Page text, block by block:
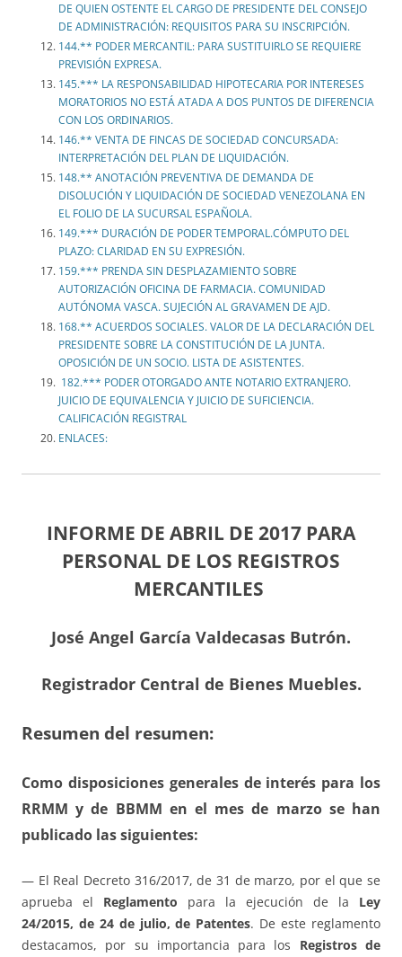
DE QUIEN OSTENTE EL CARGO DE PRESIDENTE DEL CONSEJO
DE ADMINISTRACIÓN: REQUISITOS PARA SU INSCRIPCIÓN.
144.** PODER MERCANTIL: PARA SUSTITUIRLO SE REQUIERE
PREVISIÓN EXPRESA.
145.*** LA RESPONSABILIDAD HIPOTECARIA POR INTERESES
MORATORIOS NO ESTÁ ATADA A DOS PUNTOS DE DIFERENCIA
CON LOS ORDINARIOS.
146.** VENTA DE FINCAS DE SOCIEDAD CONCURSADA:
INTERPRETACIÓN DEL PLAN DE LIQUIDACIÓN.
148.** ANOTACIÓN PREVENTIVA DE DEMANDA DE
DISOLUCIÓN Y LIQUIDACIÓN DE SOCIEDAD VENEZOLANA EN
EL FOLIO DE LA SUCURSAL ESPAÑOLA.
149.*** DURACIÓN DE PODER TEMPORAL.CÓMPUTO DEL
PLAZO: CLARIDAD EN SU EXPRESIÓN.
159.*** PRENDA SIN DESPLAZAMIENTO SOBRE
AUTORIZACIÓN OFICINA DE FARMACIA. COMUNIDAD
AUTÓNOMA VASCA. SUJECIÓN AL GRAVAMEN DE AJD.
168.** ACUERDOS SOCIALES. VALOR DE LA DECLARACIÓN DEL
PRESIDENTE SOBRE LA CONSTITUCIÓN DE LA JUNTA.
OPOSICIÓN DE UN SOCIO. LISTA DE ASISTENTES.
182.*** PODER OTORGADO ANTE NOTARIO EXTRANJERO.
JUICIO DE EQUIVALENCIA Y JUICIO DE SUFICIENCIA.
CALIFICACIÓN REGISTRAL
ENLACES:
INFORME DE ABRIL DE 2017 PARA
PERSONAL DE LOS REGISTROS
MERCANTILES
José Angel García Valdecasas Butrón.
Registrador Central de Bienes Muebles.
Resumen del resumen:
Como disposiciones generalesde interés para los
RRMM y de BBMM en el mes de marzo se han
publicado las siguientes:
— El Real Decreto 316/2017, de 31 de marzo, por el que se
aprueba el Reglamento para la ejecución de la Ley
24/2015, de 24 de julio, de Patentes. De este reglamento
destacamos, por su importancia para los Registros de